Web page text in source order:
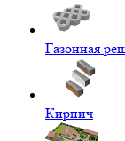
Газонная
Кирпич